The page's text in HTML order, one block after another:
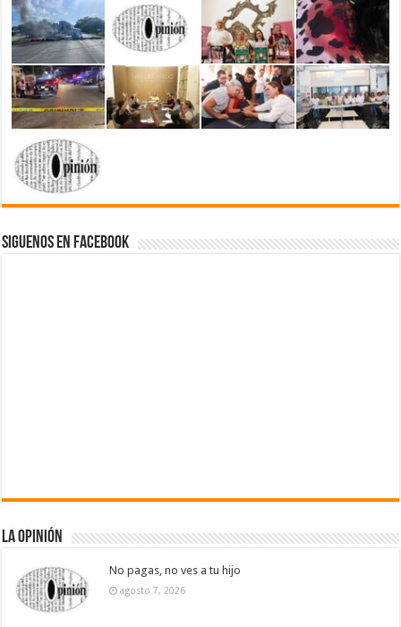
Siguenos en Facebook
La Opinión
No pagas, no ves a tu hijo
agosto 7, 2026